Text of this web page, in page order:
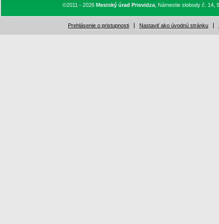
©2011 - 2026 Mestský úrad Prievidza, Námestie slobody č. 14,
Prehlásenie o pristupnosti Nastaviť ako úvodnú stránku